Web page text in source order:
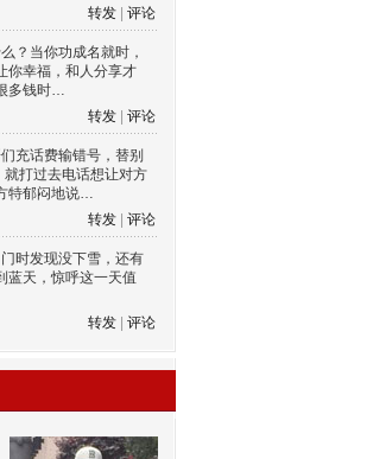
转发
评论
？当你功成名就时，
你幸福，和人分享才
多钱时…
转发
评论
充话费输错号，替别
就打过去电话想让对方
特郁闷地说…
转发
评论
时发现没下雪，还有
蓝天，惊呼这一天值
转发
评论